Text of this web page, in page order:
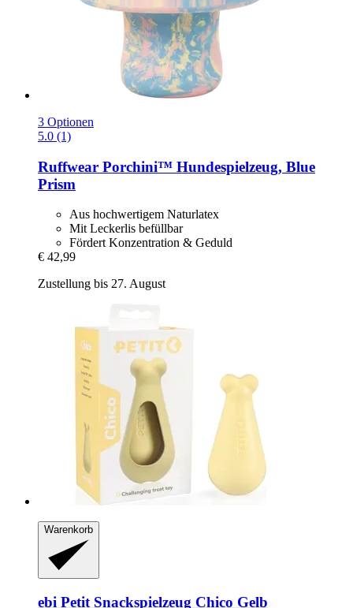
3 Optionen
5.0 (1)
Ruffwear Porchini™ Hundespielzeug, Blue
Prism
Aus hochwertigem Naturlatex
Mit Leckerlis befüllbar
Fördert Konzentration & Geduld
€ 42,99
Zustellung bis 27. August
Warenkorb
ebi Petit Snackspielzeug Chico Gelb